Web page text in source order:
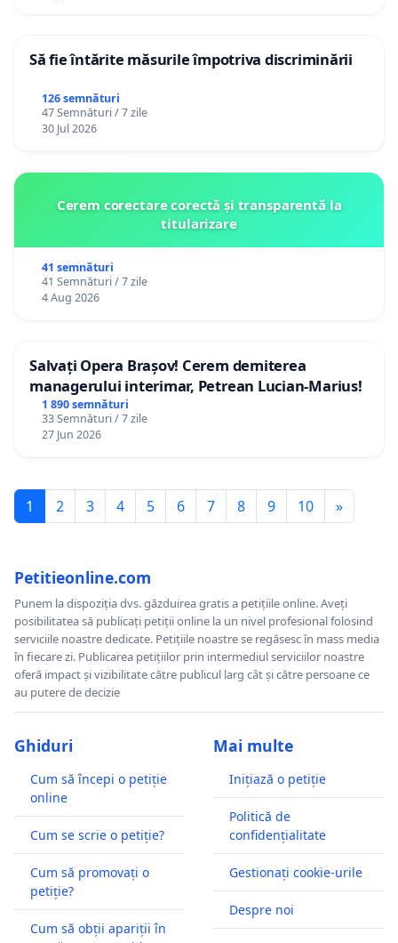
Să fie întărite măsurile împotriva discriminării
126 semnături
47 Semnături / 7 zile
30 Jul 2026
Cerem corectare corectă și transparentă la
titularizare
41 semnături
41 Semnături / 7 zile
4 Aug 2026
Salvați Opera Brașov! Cerem demiterea
managerului interimar, Petrean Lucian-Marius!
1 890 semnături
33 Semnături / 7 zile
27 Jun 2026
1 2 3 4 5 6 7 8 9 10 »
Petitieonline.com
Punem la dispoziția dvs. găzduirea gratis a petițiile online. Aveți
posibilitatea să publicați petiții online la un nivel profesional folosind
serviciile noastre dedicate. Petițiile noastre se regăsesc în mass media
în fiecare zi. Publicarea petițiilor prin intermediul serviciilor noastre
oferă impact și vizibilitate către publicul larg cât și către persoane ce
au putere de decizie
Ghiduri
Cum să începi o petiție
online
Cum se scrie o petiție?
Cum să promovați o
petiție?
Cum să obții apariții în
Mai multe
Inițiază o petiție
Politică de
confidențialitate
Gestionați cookie-urile
Despre noi